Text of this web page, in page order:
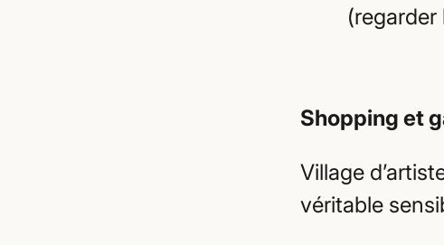
Shopping et
Village
véritable